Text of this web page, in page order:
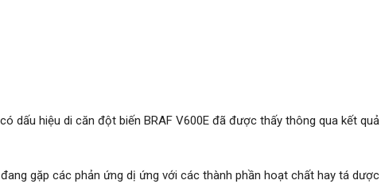
dấu hiệu di căn đột biến BRAF V600E đã được thấy thông qua kết
gặp các phản ứng dị ứng với các thành phần hoạt chất hay tá